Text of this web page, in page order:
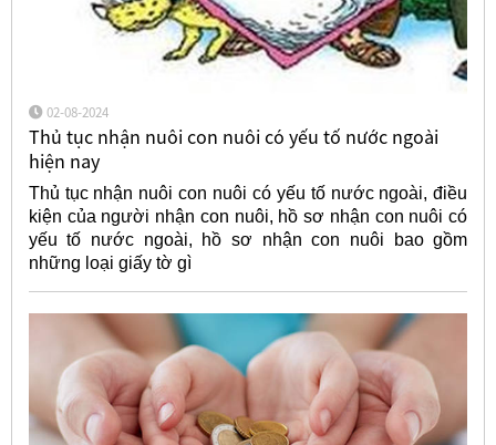
02-08-2024
Thủ tục nhận nuôi con nuôi có yếu tố nước ngoài
hiện nay
Thủ tục nhận nuôi con nuôi có yếu tố nước ngoài, điều
kiện của người nhận con nuôi, hồ sơ nhận con nuôi có
yếu tố nước ngoài, hồ sơ nhận con nuôi bao gồm
những loại giấy tờ gì